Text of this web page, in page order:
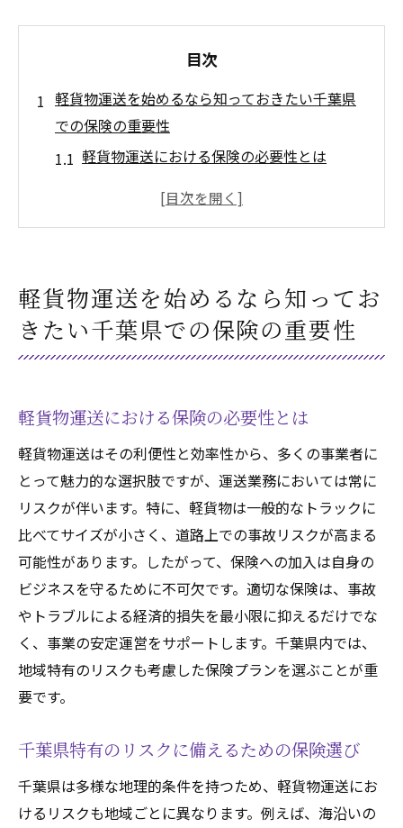
目次
軽貨物運送を始めるなら知っておきたい千葉県
での保険の重要性
軽貨物運送における保険の必要性とは
千葉県特有のリスクに備えるための保険選
保険が軽貨物運送に与える安心感
千葉県での軽貨物保険加入のメリット
軽貨物運送の保険選びで失敗しないための
安心の軽貨物運送へ保険選びで押さえておくべ
きポイント
適切な保険範囲の見極め方
軽貨物の特性を考慮した保険プラン
保険料と補償内容のバランスの取り方
千葉県で推奨される保険会社の選び方
保険選びで注意すべき契約条件
保険代理店を利用する際のポイント
千葉県における軽貨物運送保険の選び方と注意
点
千葉県の交通事情に合った保険プラン
保険選びで避けたい一般的な誤解
比較検討すべき千葉県の保険提供企業
軽貨物運送を始めるなら知ってお
きたい千葉県での保険の重要性
軽貨物運送における保険の必要性とは
軽貨物運送はその利便性と効率性から、多くの事業者に
とって魅力的な選択肢ですが、運送業務においては常に
リスクが伴います。特に、軽貨物は一般的なトラックに
比べてサイズが小さく、道路上での事故リスクが高まる
可能性があります。したがって、保険への加入は自身の
ビジネスを守るために不可欠です。適切な保険は、事故
やトラブルによる経済的損失を最小限に抑えるだけでな
く、事業の安定運営をサポートします。千葉県内では、
地域特有のリスクも考慮した保険プランを選ぶことが重
要です。
千葉県特有のリスクに備えるための保険選び
千葉県は多様な地理的条件を持つため、軽貨物運送にお
けるリスクも地域ごとに異なります。例えば、海沿いの